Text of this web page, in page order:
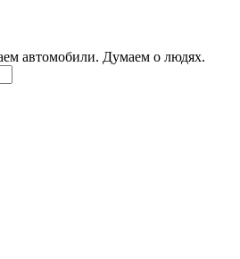
автомобили. Думаем о людях.